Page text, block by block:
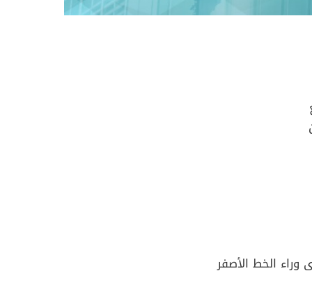
الخط الأصفر